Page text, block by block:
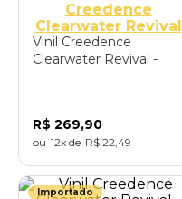
Creedence
Clearwater Revival
Vinil Creedence
Clearwater Revival -
Importado
R$ 269,90
12 R$ 22 49
Importado